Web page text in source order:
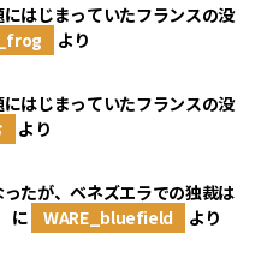
はじまっていたフランスの没
より
はじまっていたフランスの没
より
たが、ベネズエラでの独裁は
に WARE_bluefield より